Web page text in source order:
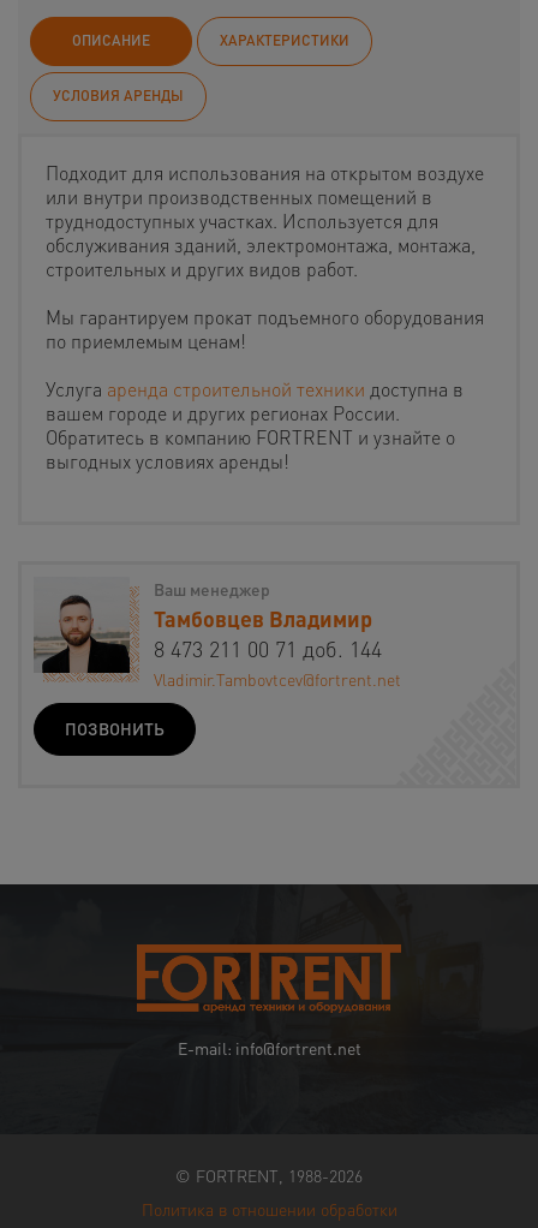
ОПИСАНИЕ ХАРАКТЕРИСТИКИ
УСЛОВИЯ АРЕНДЫ
Подходит для использования на открытом воздухе
или внутри производственных помещений в
труднодоступных участках. Используется для
обслуживания зданий, электромонтажа, монтажа,
строительных и других видов работ.
Мы гарантируем прокат подъемного оборудования
по приемлемым ценам!
Услуга аренда строительной техники доступна в
вашем городе и других регионах России.
Обратитесь в компанию FORTRENT и узнайте о
выгодных условиях аренды!
Ваш менеджер
Тамбовцев Владимир
8 473 211 00 71 доб. 144
Vladimir.Tambovtcev@fortrent.net
ПОЗВОНИТЬ
E-mail: info@fortrent.net
© FORTRENT, 1988-2026
Политика в отношении обработки